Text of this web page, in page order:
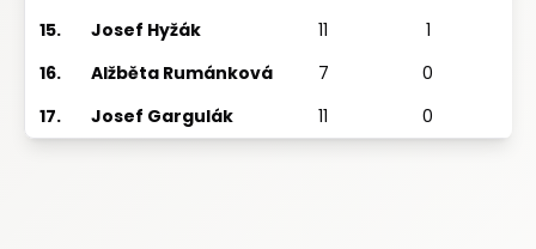
15.
Josef Hyžák 11 1
16.
Alžběta Rumánková 7 0
17.
Josef Gargulák 11 0